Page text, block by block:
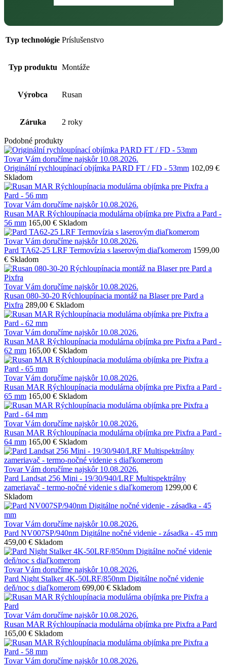
Typ technológie Príslušenstvo
Typ produktu Montáže
Výrobca Rusan
Záruka 2 roky
Podobné produkty
Tovar Vám doručíme najskôr 10.08.2026.
Originální rychloupínací objímka PARD FT / FD - 53mm 102,09 €
Skladom
Tovar Vám doručíme najskôr 10.08.2026.
Rusan MAR Rýchloupínacia modulárna objímka pre Pixfra a Pard -
56 mm 165,00 € Skladom
Tovar Vám doručíme najskôr 10.08.2026.
Pard TA62-25 LRF Termovízia s laserovým diaľkomerom 1599,00
€ Skladom
Tovar Vám doručíme najskôr 10.08.2026.
Rusan 080-30-20 Rýchloupínacia montáž na Blaser pre Pard a
Pixfra 289,00 € Skladom
Tovar Vám doručíme najskôr 10.08.2026.
Rusan MAR Rýchloupínacia modulárna objímka pre Pixfra a Pard -
62 mm 165,00 € Skladom
Tovar Vám doručíme najskôr 10.08.2026.
Rusan MAR Rýchloupínacia modulárna objímka pre Pixfra a Pard -
65 mm 165,00 € Skladom
Tovar Vám doručíme najskôr 10.08.2026.
Rusan MAR Rýchloupínacia modulárna objímka pre Pixfra a Pard -
64 mm 165,00 € Skladom
Tovar Vám doručíme najskôr 10.08.2026.
Pard Landsat 256 Mini - 19/30/940/LRF Multispektrálny
zameriavač - termo-nočné videnie s diaľkomerom 1299,00 €
Skladom
Tovar Vám doručíme najskôr 10.08.2026.
Pard NV007SP/940nm Digitálne nočné videnie - zásadka - 45 mm
459,00 € Skladom
Tovar Vám doručíme najskôr 10.08.2026.
Pard Night Stalker 4K-50LRF/850nm Digitálne nočné videnie
deň/noc s diaľkomerom 699,00 € Skladom
Tovar Vám doručíme najskôr 10.08.2026.
Rusan MAR Rýchloupínacia modulárna objímka pre Pixfra a Pard
165,00 € Skladom
Tovar Vám doručíme najskôr 10.08.2026.